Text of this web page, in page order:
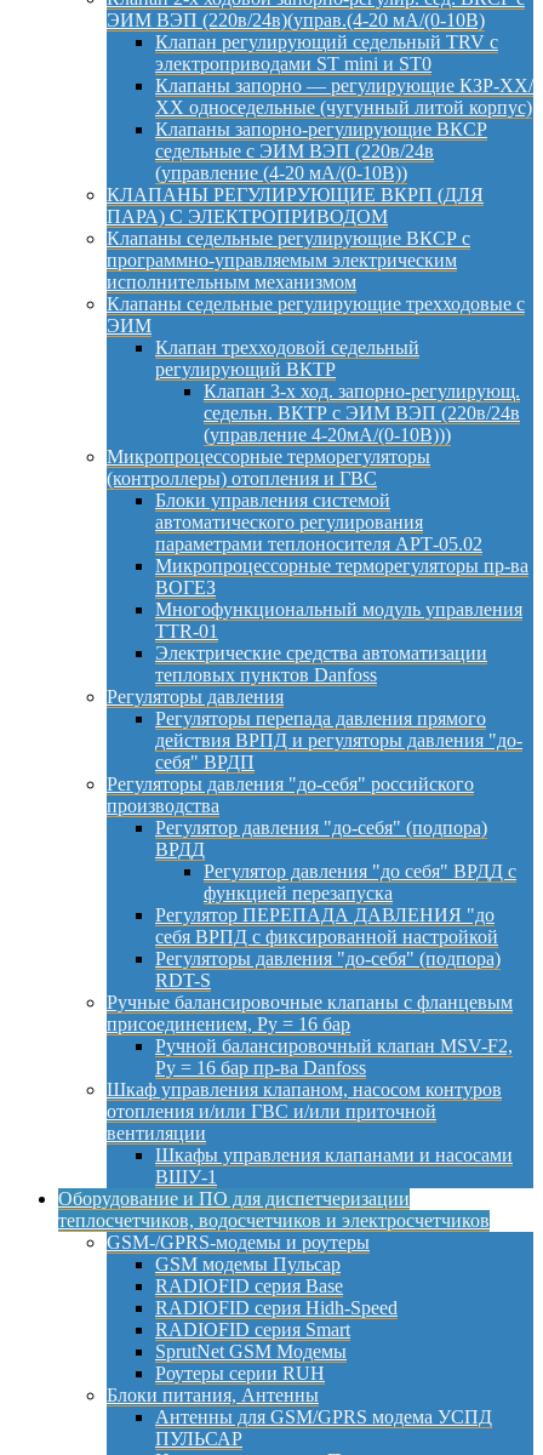
ЭИМ ВЭП (220в/24в)(управ.(4-20 мА/(0-10В)
Клапан регулирующий седельный TRV с
электроприводами ST mini и ST0
Клапаны запорно — регулирующие КЗР-ХХ/
ХХ односедельные (чугунный литой корпус)
Клапаны запорно-регулирующие ВКСР
седельные с ЭИМ ВЭП (220в/24в
(управление (4-20 мА/(0-10В))
КЛАПАНЫ РЕГУЛИРУЮЩИЕ ВКРП (ДЛЯ
ПАРА) С ЭЛЕКТРОПРИВОДОМ
Клапаны седельные регулирующие ВКСР с
программно-управляемым электрическим
исполнительным механизмом
Клапаны седельные регулирующие трехходовые с
ЭИМ
Клапан трехходовой седельный
регулирующий ВКТР
Клапан 3-х ход. запорно-регулирующ.
седельн. ВКТР с ЭИМ ВЭП (220в/24в
(управление 4-20мА/(0-10В)))
Микропроцессорные терморегуляторы
(контроллеры) отопления и ГВС
Блоки управления системой
автоматического регулирования
параметрами теплоносителя АРТ-05.02
Микропроцессорные терморегуляторы пр-ва
ВОГЕЗ
Многофункциональный модуль управления
TTR-01
Электрические средства автоматизации
тепловых пунктов Danfoss
Регуляторы давления
Регуляторы перепада давления прямого
действия ВРПД и регуляторы давления "до-
себя" ВРДП
Регуляторы давления "до-себя" российского
производства
Регулятор давления "до-себя" (подпора)
ВРДД
Регулятор давления "до себя" ВРДД с
функцией перезапуска
Регулятор ПЕРЕПАДА ДАВЛЕНИЯ "до
себя ВРПД с фиксированной настройкой
Регуляторы давления "до-себя" (подпора)
RDT-S
Ручные балансировочные клапаны с фланцевым
присоединением, Py = 16 бар
Ручной балансировочный клапан MSV-F2,
Py = 16 бар пр-ва Danfoss
Шкаф управления клапаном, насосом контуров
отопления и/или ГВС и/или приточной
вентиляции
Шкафы управления клапанами и насосами
ВШУ-1
Оборудование и ПО для диспетчеризации
теплосчетчиков, водосчетчиков и электросчетчиков
GSM-/GPRS-модемы и роутеры
GSM модемы Пульсар
RADIOFID серия Base
RADIOFID серия Hidh-Speed
RADIOFID серия Smart
SprutNet GSM Модемы
Роутеры серии RUH
Блоки питания, Антенны
Антенны для GSM/GPRS модема УСПД
ПУЛЬСАР